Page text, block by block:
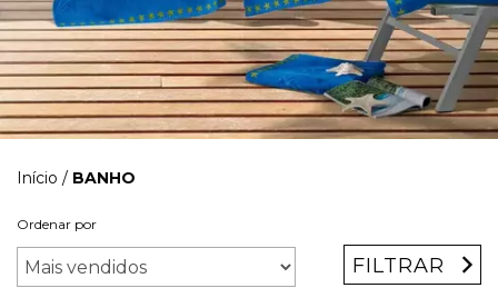
Início / BANHO
Ordenar por
FILTRAR